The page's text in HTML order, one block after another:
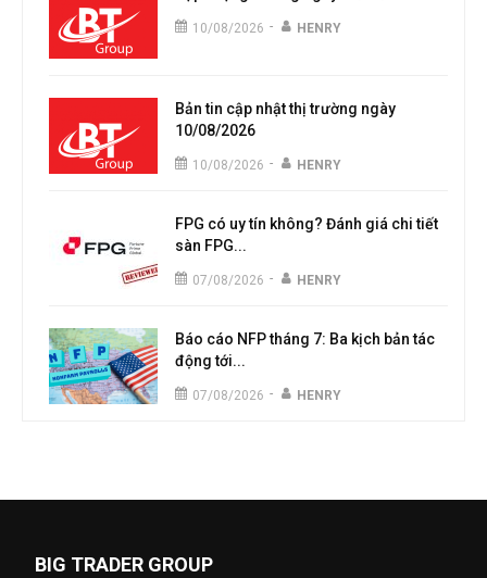
10/08/2026 - HENRY
Bản tin cập nhật thị trường ngày
10/08/2026
10/08/2026 - HENRY
FPG có uy tín không? Đánh giá chi tiết
sàn FPG...
07/08/2026 - HENRY
Báo cáo NFP tháng 7: Ba kịch bản tác
động tới...
07/08/2026 - HENRY
BIG TRADER GROUP